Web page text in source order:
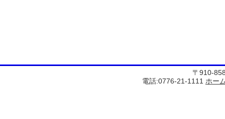
〒910-
電話:0776-21-1111 ホー